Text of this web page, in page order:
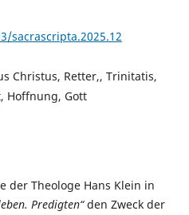
sacrascripta.2025.12
Christus, Retter,, Trinitatis,
Hoffnung, Gott
der Theologe Hans Klein in
Predigten“den Zweck der